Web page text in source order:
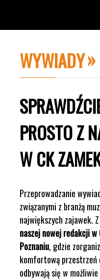
WYWIADY
PROSTO Z
W CK
Przeprowadzanie
związanymi z branżą
największych zajawek.
naszej nowej redakcji
Poznaniu, gdzie
komfortową przestrzeń
odbywają się w